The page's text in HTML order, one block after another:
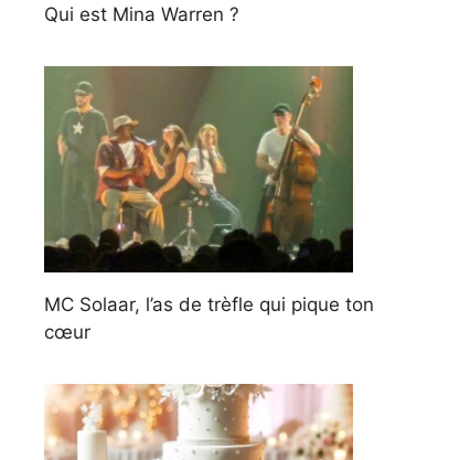
Qui est Mina Warren ?
MC Solaar, l’as de trèfle qui pique ton
cœur